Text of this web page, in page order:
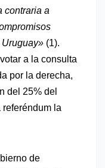
contraria a
(1).
a la consulta
por la derecha,
del 25% del
la
de